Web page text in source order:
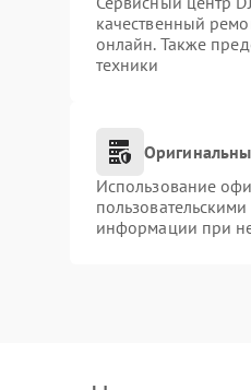
качественный
онлайн. Также
техники
Использование
информации при